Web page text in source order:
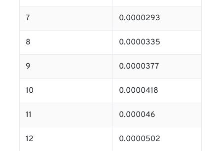
7 0.0000293
8 0.0000335
9 0.0000377
10 0.0000418
11 0.000046
12 0.0000502